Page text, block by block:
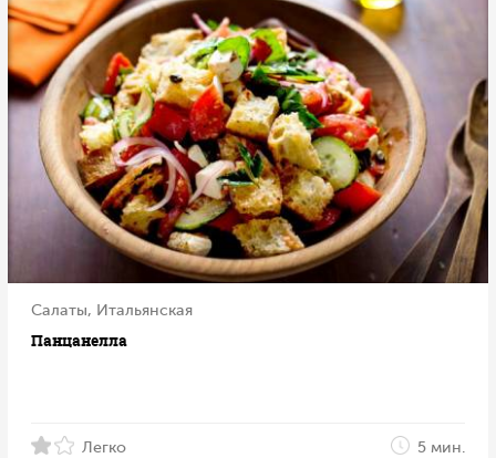
Салаты, Итальянская
Панцанелла
Легко 5 мин.